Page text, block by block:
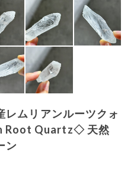
レムリアンルーツクォ
Root Quartz◇ 天然
ン